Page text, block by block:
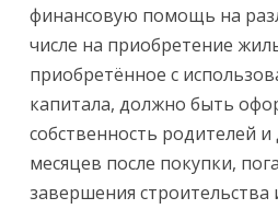
финансовую помощь на
числе на приобретение
приобретённое с
капитала, должно быть
собственность родителей
месяцев после покупки,
завершения